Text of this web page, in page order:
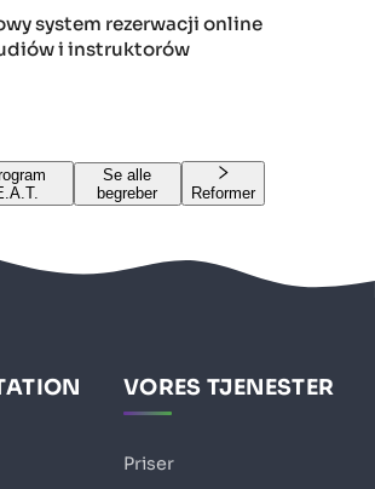
system rezerwacji online
i instruktorów
Se alle
begreber
Reformer
VORES TJENESTER
Priser